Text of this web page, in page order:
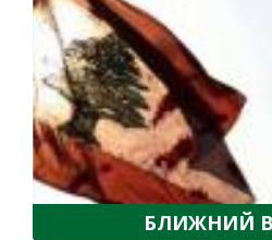
БЛИЖНИЙ